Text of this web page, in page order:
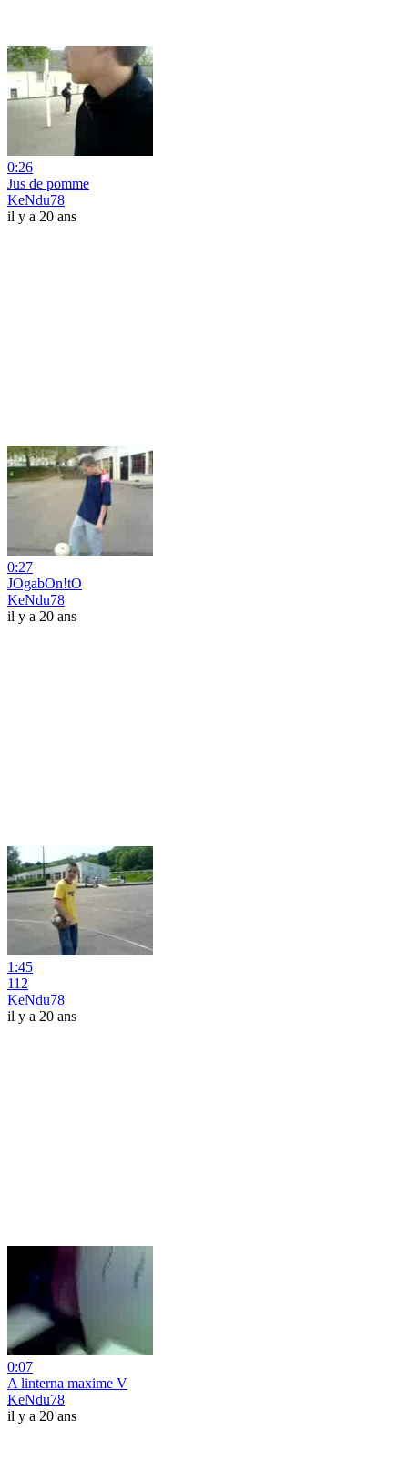
0:26
Jus de pomme
KeNdu78
il y a 20 ans
0:27
JOgabOn!tO
KeNdu78
il y a 20 ans
1:45
112
KeNdu78
il y a 20 ans
0:07
A linterna maxime V
KeNdu78
il y a 20 ans